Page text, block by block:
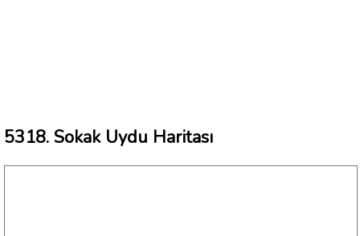
5318. Sokak Uydu Haritası